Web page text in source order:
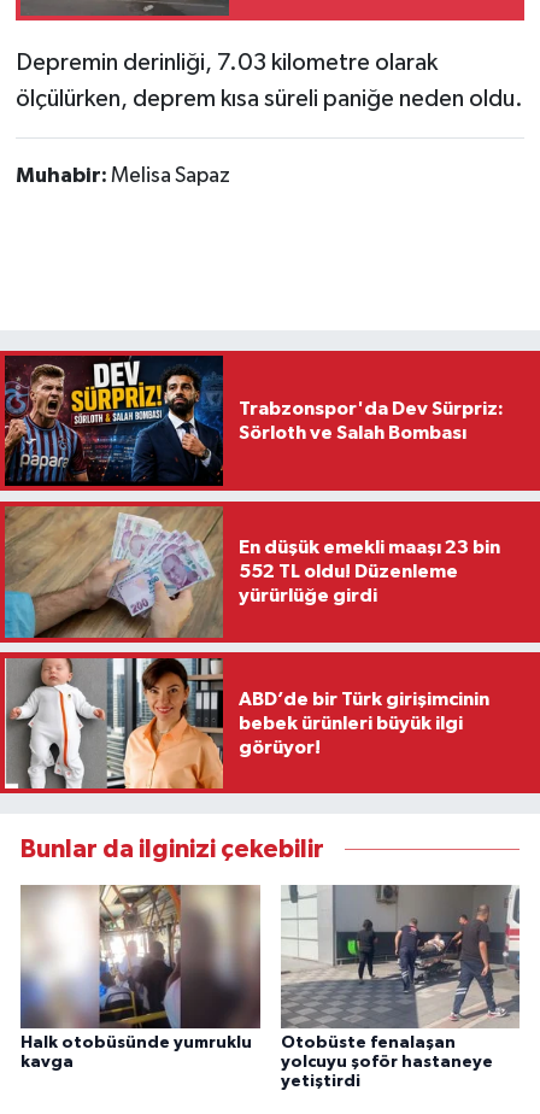
Depremin derinliği, 7.03 kilometre olarak
ölçülürken, deprem kısa süreli paniğe neden oldu.
Muhabir: Melisa Sapaz
Trabzonspor'da Dev Sürpriz:
Sörloth ve Salah Bombası
En düşük emekli maaşı 23 bin
552 TL oldu! Düzenleme
yürürlüğe girdi
ABD’de bir Türk girişimcinin
bebek ürünleri büyük ilgi
görüyor!
Bunlar da ilginizi çekebilir
Halk otobüsünde yumruklu
kavga
Otobüste fenalaşan
yolcuyu şoför hastaneye
yetiştirdi